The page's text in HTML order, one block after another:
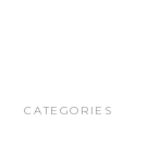
CATEGORIES